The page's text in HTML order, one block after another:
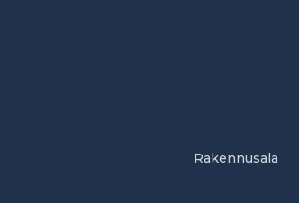
Rakennusala